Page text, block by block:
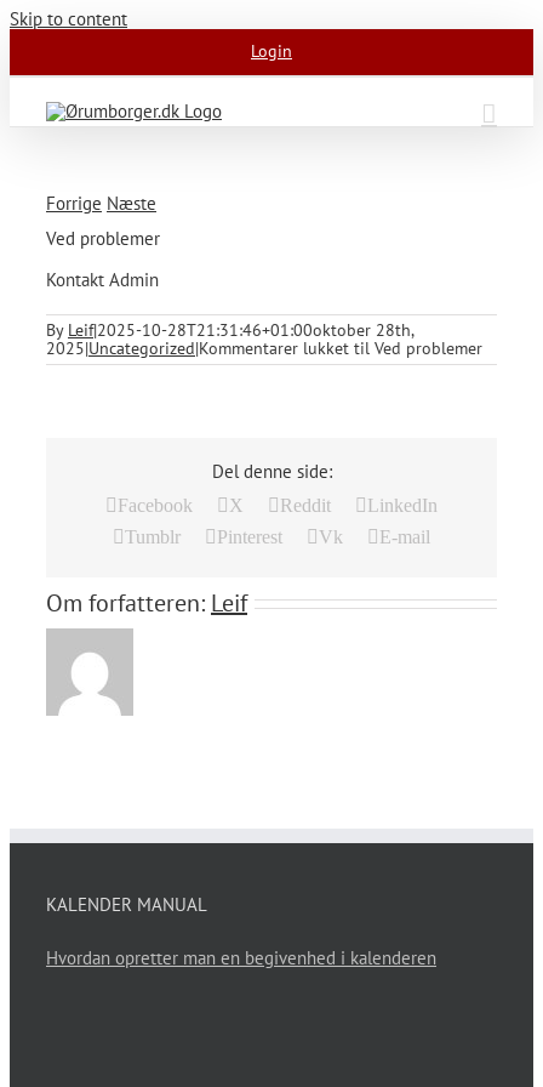
Skip to content
Login
Forrige Næste
Ved problemer
Kontakt Admin
By Leif|2025-10-28T21:31:46+01:00oktober 28th,
2025|Uncategorized|Kommentarer lukket til Ved problemer
Del denne side:
Facebook X Reddit
LinkedIn
Tumblr
Pinterest Vk E-mail
Om forfatteren: Leif
KALENDER MANUAL
Hvordan opretter man en begivenhed i kalenderen